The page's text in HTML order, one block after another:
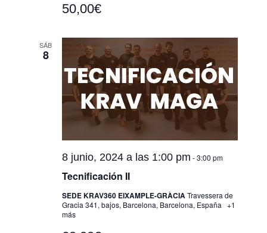
a
s
s
e
E
v
n
50,00€
SÁB
8
Tecnificación II
8 junio, 2024 a las 1:00 pm -3:00 pm
SEDE KRAV360 EIXAMPLE-GRÀCIATravessera de
Gracia 341, bajos, Barcelona, Barcelona, España +1
más